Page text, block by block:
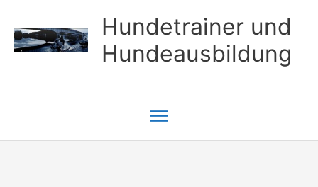
Inhalt
springen
Hundetrainer und
Hundeausbildung
Hauptmenü